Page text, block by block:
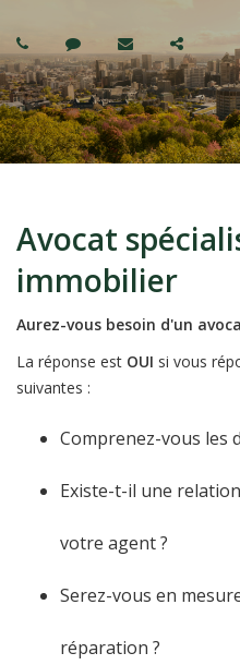
Avocat
immobilier
Aurez-vous besoin d'un
La réponse est OUI si vous
suivantes :
Comprenez-vous les
Existe-t-il une
votre agent ?
Serez-vous en
réparation ?